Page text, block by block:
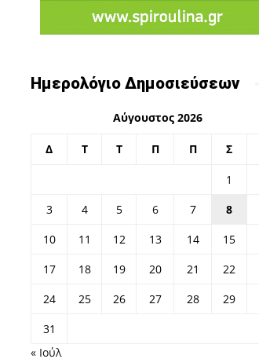
Ημερολόγιο Δημοσιεύσεων
Αύγουστος 2026
Δ Τ Τ Π Π Σ
1
3
4 5 6 7 8
10
11 12 13 14 15
17
18 19 20 21 22
24
25 26 27 28 29
31
« Ιούλ